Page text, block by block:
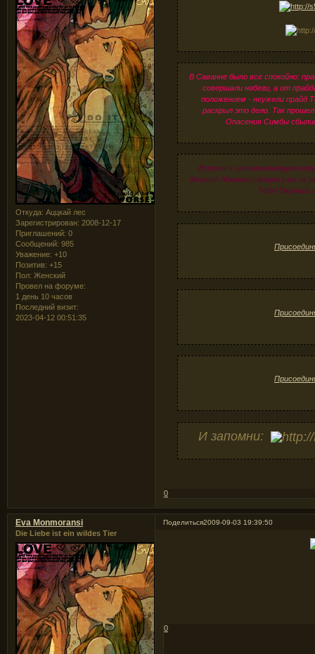
Откуда: Аццкай лес
Зарегистрирован: 2008-12-17
Приглашений: 0
Сообщений: 985
Уважение: +10
Позитив: +15
Пол: Женский
Провел на форуме:
1 день 10 часов
Последний визит:
2023-04-12 00:51:35
В Саванне было все спокойно:
совершали набеги, а от
положением - неужели прайд
раскрыл это дело. Так
Опасения Симбы
Вступи в захватывающую
больше! Администрация уже не
Тебя!
И запомни:
0
Поделиться2009-09-03 19:39:50
Eva Monmoransi
Die Liebe ist ein wildes Tier
0